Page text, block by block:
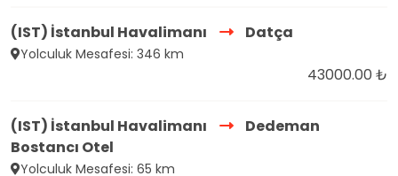
(IST) İstanbul Havalimanı Datça
Yolculuk Mesafesi: 346 km
43000.00 ₺
(IST) İstanbul Havalimanı
Dedeman
Bostancı Otel
Yolculuk Mesafesi: 65 km